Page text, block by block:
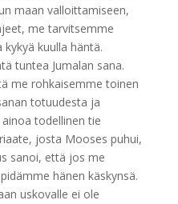
maan valloittamiseen,
me tarvitsemme
kuulla häntä.
tuntea Jumalan sana.
me rohkaisemme toinen
totuudesta ja
todellinen tie
josta Mooses puhui,
sanoi, että jos me
hänen käskynsä.
uskovalle ei ole